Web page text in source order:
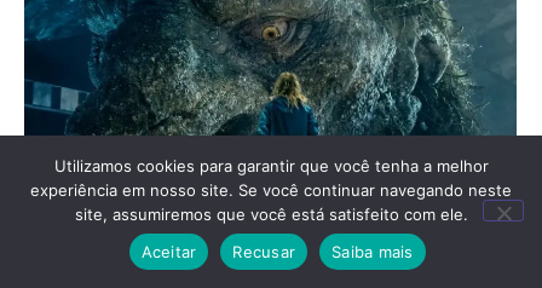
Troll da Montanha 2: a Saga Continua com
Utilizamos cookies para garantir que você tenha a melhor
experiência em nosso site. Se você continuar navegando neste
site, assumiremos que você está satisfeito com ele.
Aceitar
Recusar Saiba mais